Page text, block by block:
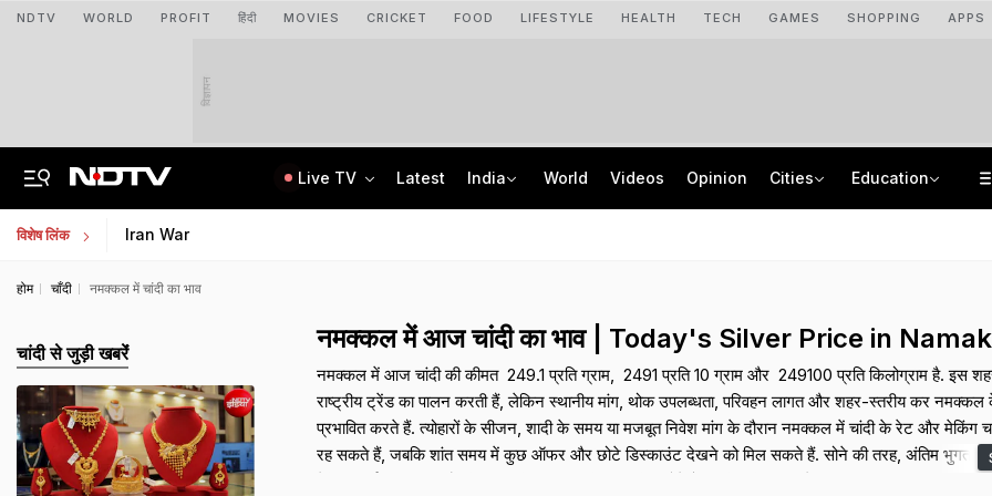
NDTV WORLD PROFIT हिंदी MOVIES CRICKET FOOD LIFESTYLE HEALTH TECH GAMES SHOPPING APPS
विज्ञापन
Live TV Latest India World Videos Opinion Cities Education
विशेष लिंक Iran War
होम चाँदी नमक्कल में चांदी का भाव
नमक्कल में आज चांदी का भाव | Today's Silver Price in
नमक्कल में आज चांदी की कीमत ₹ 249.1 प्रति ग्राम, ₹ 2491 प्रति 10 ग्राम और ₹ 249100 प्रति किलोग्राम है. इस
राष्ट्रीय ट्रेंड का पालन करती हैं, लेकिन स्थानीय मांग, थोक उपलब्धता, परिवहन लागत और शहर-स्तरीय कर नमक्कल
प्रभावित करते हैं. त्योहारों के सीजन, शादी के समय या मजबूत निवेश मांग के दौरान नमक्कल में चांदी के रेट और मेकिंग
रह सकते हैं, जबकि शांत समय में कुछ ऑफर और छोटे डिस्काउंट देखने को मिल सकते हैं. सोने की तरह, अंतिम भुगतान
चांदी से जुड़ी खबरेंं